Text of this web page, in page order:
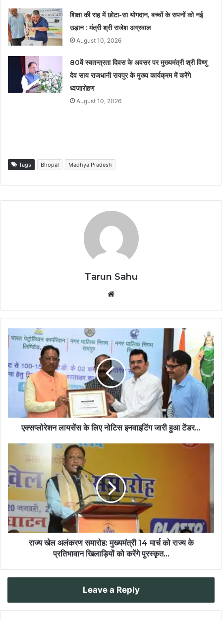
शिक्षा की राह में छोटा-सा योगदान, बच्चों के सपनों को नई
उड़ान : मंत्री श्री राजेश अग्रवाल
August 10, 2026
80वें स्वतन्त्रता दिवस के अवसर पर मुख्यमंत्री श्री विष्णु
देव साय राजधानी रायपुर के मुख्य कार्यक्रम में करेंगे
ध्वजारोहण
August 10, 2026
Tags Bhopal Madhya Pradesh
Tarun Sahu
एक्सप्लोरेशन लायसेंस के लिए नोटिस इनवाइटिंग जारी हुआ टेंडर...
राज्य खेल अलंकरण समारोह: मुख्यमंत्री 14 मार्च को राज्य के
प्रतिभावान खिलाड़ियों को करेंगे पुरस्कृत...
Leave a Reply